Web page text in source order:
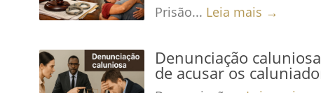
Prisão... Leia mais →
Denunciação
de acusar os